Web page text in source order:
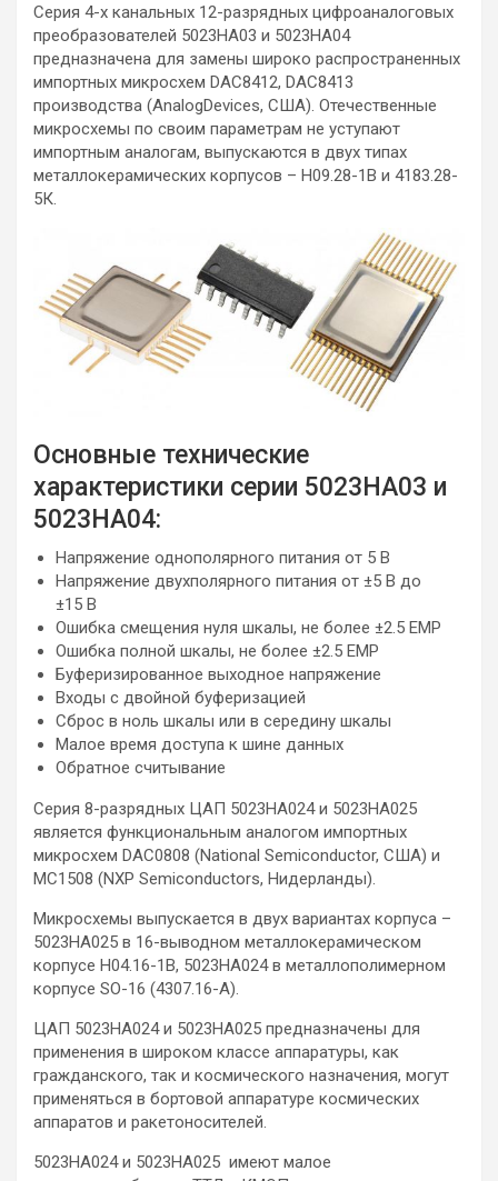
Серия 4-х канальных 12-разрядных цифроаналоговых
преобразователей 5023НА03 и 5023НА04
предназначена для замены широко распространенных
импортных микросхем DAC8412, DAC8413
производства (AnalogDevices, США). Отечественные
микросхемы по своим параметрам не уступают
импортным аналогам, выпускаются в двух типах
металлокерамических корпусов – Н09.28-1В и 4183.28-
5К.
Основные технические
характеристики серии 5023НА03 и
5023НА04:
Напряжение однополярного питания от 5 В
Напряжение двухполярного питания от ±5 В до
±15 В
Ошибка смещения нуля шкалы, не более ±2.5 ЕМР
Ошибка полной шкалы, не более ±2.5 ЕМР
Буферизированное выходное напряжение
Входы с двойной буферизацией
Сброс в ноль шкалы или в середину шкалы
Малое время доступа к шине данных
Обратное считывание
Серия 8-разрядных ЦАП 5023НА024 и 5023НА025
является функциональным аналогом импортных
микросхем DAC0808 (National Semiconductor, США) и
MC1508 (NXP Semiconductors, Нидерланды).
Микросхемы выпускается в двух вариантах корпуса –
5023НА025 в 16-выводном металлокерамическом
корпусе Н04.16-1В, 5023НА024 в металлополимерном
корпусе SO-16 (4307.16-А).
ЦАП 5023НА024 и 5023НА025 предназначены для
применения в широком классе аппаратуры, как
гражданского, так и космического назначения, могут
применяться в бортовой аппаратуре космических
аппаратов и ракетоносителей.
5023НА024 и 5023НА025 имеют малое